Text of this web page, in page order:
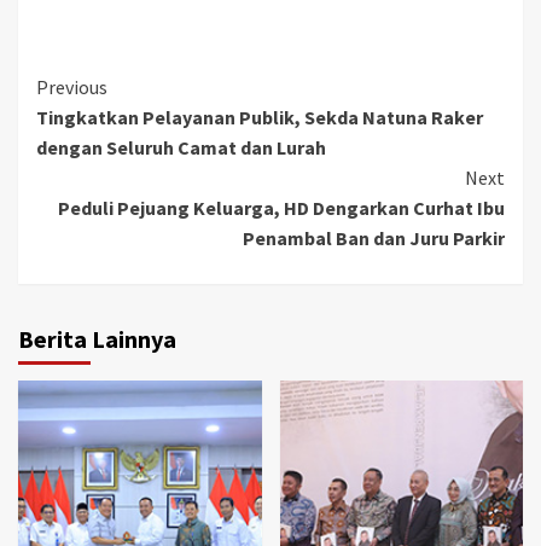
Continue
Reading
Previous
Tingkatkan Pelayanan Publik, Sekda Natuna Raker
dengan Seluruh Camat dan Lurah
Next
Peduli Pejuang Keluarga, HD Dengarkan Curhat Ibu
Penambal Ban dan Juru Parkir
Berita Lainnya